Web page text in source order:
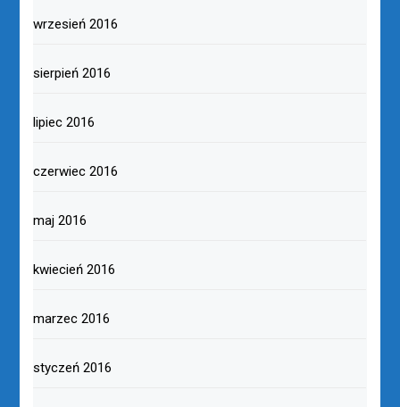
wrzesień 2016
sierpień 2016
lipiec 2016
czerwiec 2016
maj 2016
kwiecień 2016
marzec 2016
styczeń 2016